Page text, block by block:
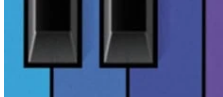
Alle Klavierschulen Jugendliche und